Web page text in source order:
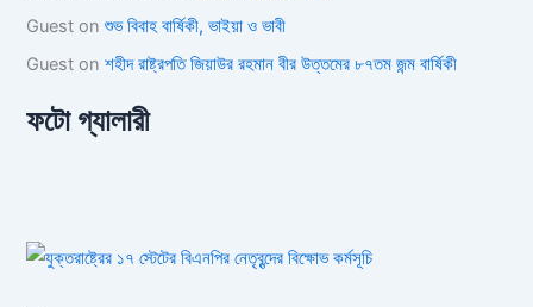
Guest onশুভ বিবাহ বার্ষিকী, ভাইয়া ও ভাবী
Guest onশহীদ রাষ্ট্রপতি জিয়াউর রহমান বীর উত্তমের ৮৭তম জন্ম বার্ষিকী
ফটো গ্যালারী